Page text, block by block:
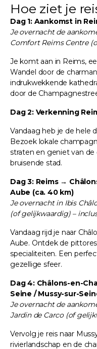
Hoe ziet je
Dag 1: Aankomst in
Je overnacht de
Comfort Reims Centre
Je komt aan in Reims,
Wandel door de
indrukwekkende
door de
Dag 2: Verkenning
Vandaag heb je de hele
Bezoek lokale
straten en geniet van
bruisende stad.
Dag 3: Reims →
Aube (ca. 40 km)
Je overnacht in Ibis
(of gelijkwaardig) –
Vandaag rijd je naar
Aube. Ontdek de
specialiteiten. Een
gezellige sfeer.
Dag 4: Châlons-en-
Seine / Mussy-sur-
Je overnacht de
Jardin de Carco (of
Vervolg je reis naar
rivierlandschap en de